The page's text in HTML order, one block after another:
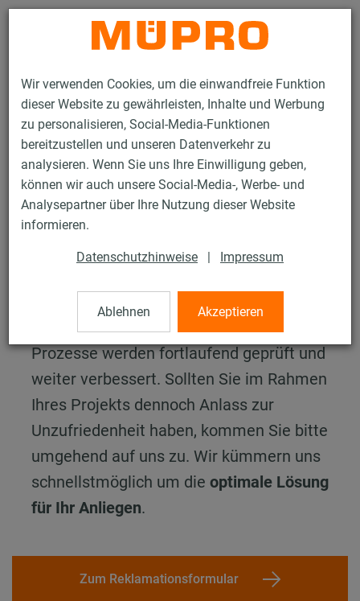
Wir verwenden Cookies, um die einwandfreie Funktion
dieser Website zu gewährleisten, Inhalte und Werbung
zu personalisieren, Social-Media-Funktionen
bereitzustellen und unseren Datenverkehr zu
analysieren. Wenn Sie uns Ihre Einwilligung geben,
können wir auch unsere Social-Media-, Werbe- und
Analysepartner über Ihre Nutzung dieser Website
informieren.
Datenschutzhinweise | Impressum
Ablehnen Akzeptieren
Kontakt
Services Reklamation
Helfen Sie uns, noch besser
zu werden
Alle unsere Abläufe, Strukturen und
Prozesse werden fortlaufend geprüft und
weiter verbessert. Sollten Sie im Rahmen
Ihres Projekts dennoch Anlass zur
Unzufriedenheit haben, kommen Sie bitte
umgehend auf uns zu. Wir kümmern uns
schnellstmöglich um die optimale Lösung
für Ihr Anliegen.
Zum Reklamationsformular